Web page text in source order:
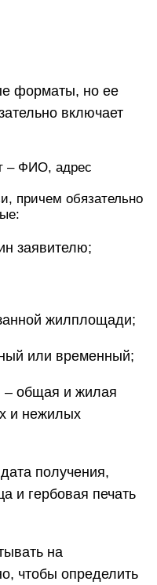
форматы, но ее
включает
– ФИО, адрес
причем обязательно
заявителю;
жилплощади;
или временный;
– общая и жилая
и нежилых
получения,
и гербовая печать
на
чтобы определить